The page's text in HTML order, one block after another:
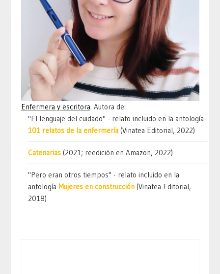
Enfermera y escritora. Autora de:
"El lenguaje del cuidado" - relato incluido en la antología
101 relatos de la enfermería (Vinatea Editorial, 2022)
Catenarias (2021; reedición en Amazon, 2022)
"Pero eran otros tiempos" - relato incluido en la
antologíaMujeres en construcción (Vinatea Editorial,
2018)